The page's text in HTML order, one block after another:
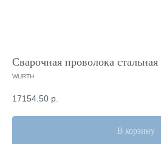
Сварочная проволока стальная
WURTH
17154.50 р.
В корзину